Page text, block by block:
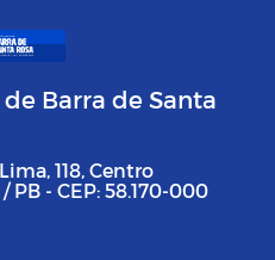
Barra de Santa
118, Centro
PB - CEP: 58.170-000